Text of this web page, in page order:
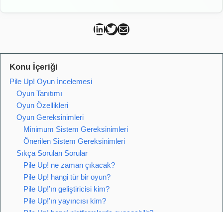
Can Kütahya Linkedin
Can Kütahya Twitter
Can Kütahya Mail
Konu İçeriği
Pile Up! Oyun İncelemesi
Oyun Tanıtımı
Oyun Özellikleri
Oyun Gereksinimleri
Minimum Sistem Gereksinimleri
Önerilen Sistem Gereksinimleri
Sıkça Sorulan Sorular
Pile Up! ne zaman çıkacak?
Pile Up! hangi tür bir oyun?
Pile Up!’ın geliştiricisi kim?
Pile Up!’ın yayıncısı kim?